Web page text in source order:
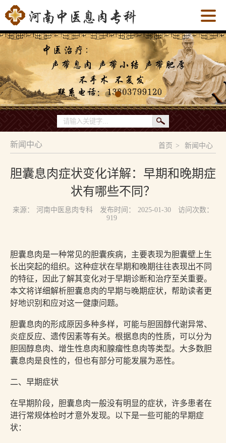
新闻中心 首页 > 新闻中心
胆囊息肉症状变化详解：早期和晚期症
状有哪些不同？
来源： 河南中医息肉专科 发布时间： 2025-01-30
访问次数：
919
胆囊息肉是一种常见的胆囊疾病，主要表现为胆囊壁上生
长出突起的组织。这种症状在早期和晚期往往表现出不同
的特征，因此了解其变化对于早期诊断和治疗至关重要。
本文将详细解析胆囊息肉的早期与晚期症状，帮助读者更
好地识别和应对这一健康问题。
胆囊息肉的形成原因多种多样，可能与胆固醇代谢异常、
炎症反应、遗传因素等有关。根据息肉的性质，可以分为
胆固醇息肉、增生性息肉和腺瘤性息肉等类型。大多数胆
囊息肉是良性的，但也有部分可能发展为恶性。
二、早期症状
在早期阶段，胆囊息肉一般没有明显的症状，许多患者在
进行常规体检时才意外发现。以下是一些可能的早期症
状：